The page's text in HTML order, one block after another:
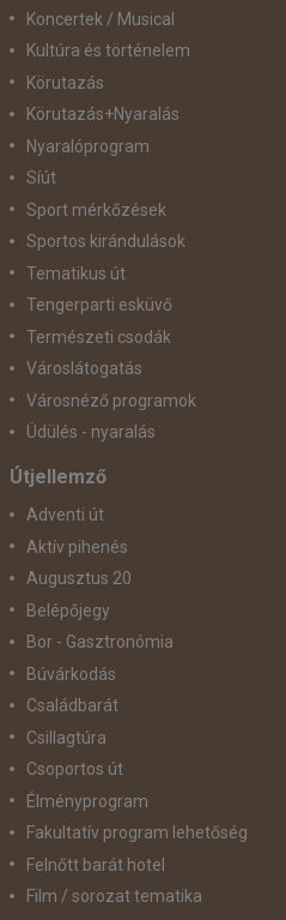
Koncertek / Musical
Kultúra és történelem
Körutazás
Körutazás+Nyaralás
Nyaralóprogram
Síút
Sport mérkőzések
Sportos kirándulások
Tematikus út
Tengerparti esküvő
Természeti csodák
Városlátogatás
Városnéző programok
Üdülés - nyaralás
Útjellemző
Adventi út
Aktív pihenés
Augusztus 20
Belépőjegy
Bor - Gasztronómia
Búvárkodás
Családbarát
Csillagtúra
Csoportos út
Élményprogram
Fakultatív program lehetőség
Felnőtt barát hotel
Film / sorozat tematika